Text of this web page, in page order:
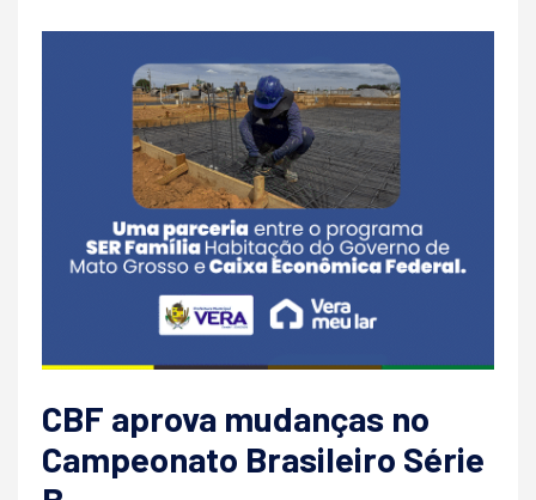
CBF aprova mudanças no
Campeonato Brasileiro Série